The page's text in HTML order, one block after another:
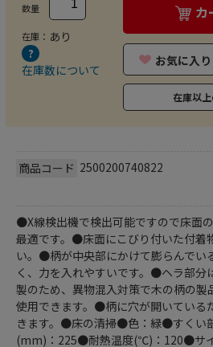
数量
在庫： あり
在庫数について
カ
お気に入り
在庫以
商品コード 2500200740822
●X線検出機で検出可能ですので床面
最適です。●床面にこびり付いた付着
い。●柄が中央部にかけて膨らんでい
く、力を入れやすいです。●ヘラ部分
製のため、異物混入対策で木の柄の製
使用できます。●柄に穴が開いている
きます。●床の清掃●色：緑●すくい
(mm)：225●耐熱温度(℃)：120●サ